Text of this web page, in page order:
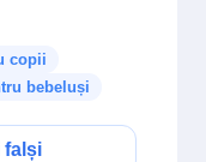
copii
bebeluși
falși